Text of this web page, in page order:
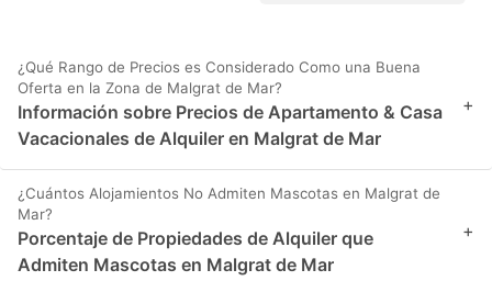
¿Qué Rango de Precios es Considerado Como una Buena
Oferta en la Zona de Malgrat de Mar?
Información sobre Precios de Apartamento & Casa
Vacacionales de Alquiler en Malgrat de Mar
+
¿Cuántos Alojamientos No Admiten Mascotas en Malgrat de
Mar?
Porcentaje de Propiedades de Alquiler que
Admiten Mascotas en Malgrat de Mar
+